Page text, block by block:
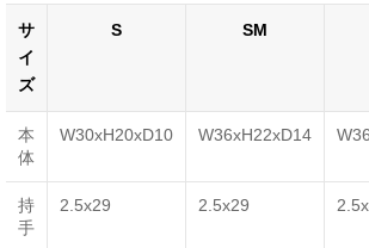
サ
イ
ズ
S SM
本
体
W30xH20xD10 W36xH22xD14
持
手
2.5x29 2.5x29